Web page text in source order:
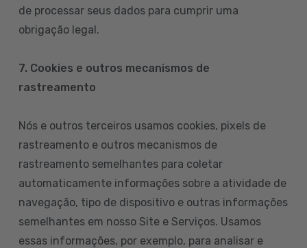
de processar seus dados para cumprir uma
obrigação legal.
7. Cookies e outros mecanismos de
rastreamento
Nós e outros terceiros usamos cookies, pixels de
rastreamento e outros mecanismos de
rastreamento semelhantes para coletar
automaticamente informações sobre a atividade de
navegação, tipo de dispositivo e outras informações
semelhantes em nosso Site e Serviços. Usamos
essas informações, por exemplo, para analisar e